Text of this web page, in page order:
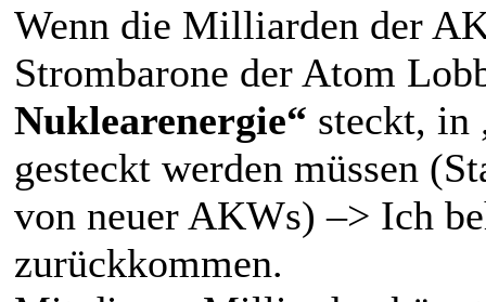
Wenn die Milliarden der
Strombarone der Atom
Nuklearenergie“ steckt, in
gesteckt werden müssen
von neuer AKWs) –> Ich
zurückkommen.